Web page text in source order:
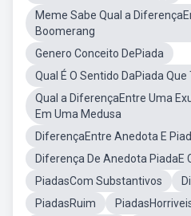
Meme Sabe Qual a
Boomerang
Genero Conceito DePiada
Qual É O Sentido DaPiada Que
Qual a DiferençaEntre Uma
Em Uma Medusa
DiferençaEntre Anedota E
Diferença De Anedota PiadaE
PiadasCom Substantivos
PiadasRuim